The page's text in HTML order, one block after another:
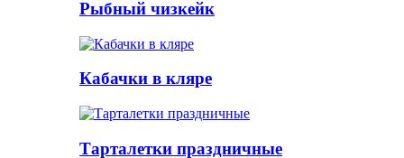
Рыбный чизкейк
Кабачки в кляре
Тарталетки праздничные